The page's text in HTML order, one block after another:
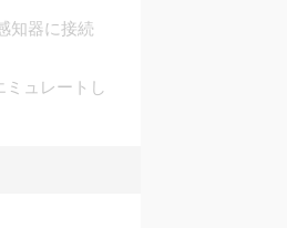
知器に接続
ュレートし